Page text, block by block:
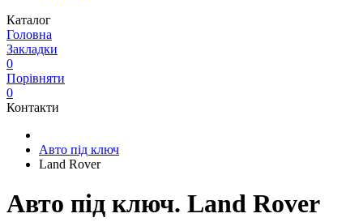
Каталог
Головна
Закладки
0
Порівняти
0
Контакти
Авто під ключ
Land Rover
Авто під ключ. Land Rover